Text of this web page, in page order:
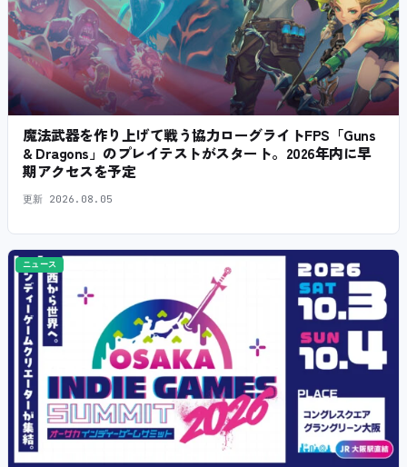
魔法武器を作り上げて戦う協力ローグライトFPS「Guns
& Dragons」のプレイテストがスタート。2026年内に早
期アクセスを予定
更新 2026.08.05
ニュース